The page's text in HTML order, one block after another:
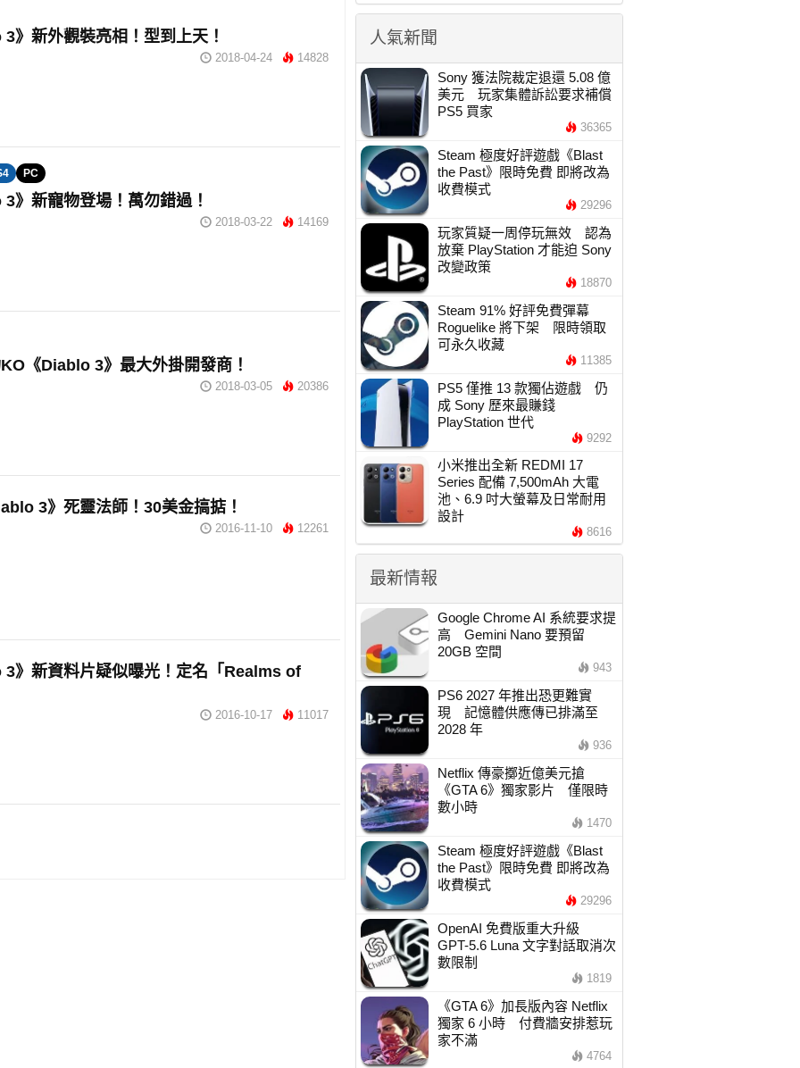
》新外觀裝亮相！型到上天！
2018-04-24 14828
PC
》新寵物登場！萬勿錯過！
2018-03-22 14169
《Diablo 3》最大外掛開發商！
2018-03-05 20386
3》死靈法師！30美金搞掂！
2016-11-10 12261
》新資料片疑似曝光！定名「Realms of
2016-10-17 11017
人氣新聞
Sony 獲法院裁定退還 5.08 億
美元 玩家集體訴訟要求補償
PS5 買家
36365
Steam 極度好評遊戲《Blast
the Past》限時免費 即將改為
收費模式
29296
玩家質疑一周停玩無效 認為
放棄 PlayStation 才能迫 Sony
改變政策
18870
Steam 91% 好評免費彈幕
Roguelike 將下架 限時領取
可永久收藏
11385
PS5 僅推 13 款獨佔遊戲 仍
成 Sony 歷來最賺錢
PlayStation 世代
9292
小米推出全新 REDMI 17
Series 配備 7,500mAh 大電
池、6.9 吋大螢幕及日常耐用
設計
8616
最新情報
Google Chrome AI 系統要求提
高 Gemini Nano 要預留
20GB 空間
943
PS6 2027 年推出恐更難實
現 記憶體供應傳已排滿至
2028 年
936
Netflix 傳豪擲近億美元搶
《GTA 6》獨家影片 僅限時
數小時
1470
Steam 極度好評遊戲《Blast
the Past》限時免費 即將改為
收費模式
29296
OpenAI 免費版重大升級
GPT-5.6 Luna 文字對話取消次
數限制
1819
《GTA 6》加長版內容 Netflix
獨家 6 小時 付費牆安排惹玩
家不滿
4764